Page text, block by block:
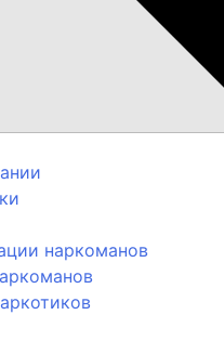
наркоманов